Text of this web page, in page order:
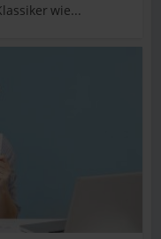
wie...